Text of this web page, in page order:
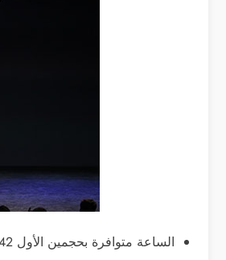
الساعة متوافرة بحجمين الأول 42 مم و 38 مم.